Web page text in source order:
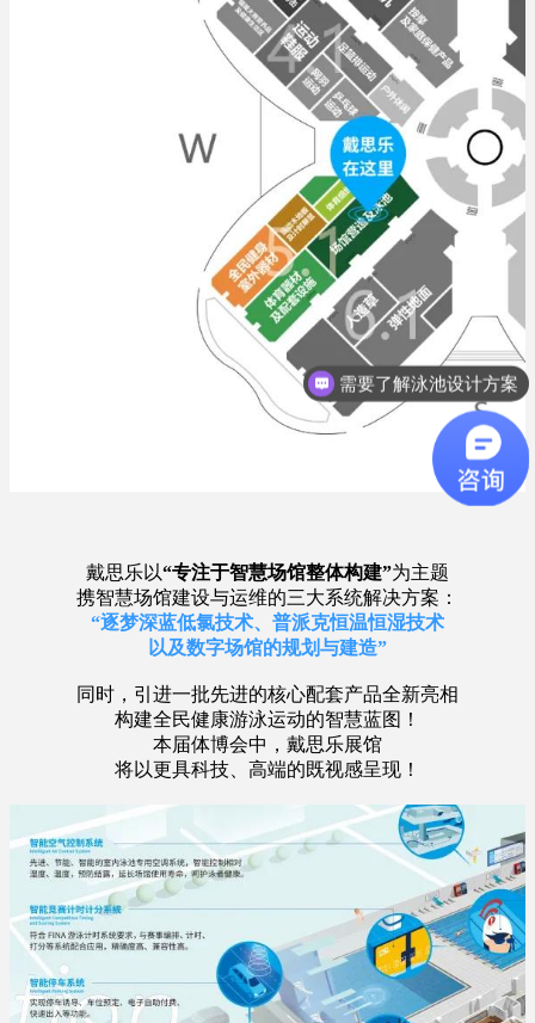
戴思乐以“专注于智慧场馆整体构建”为主题
携智慧场馆建设与运维的三大系统解决方案：
“逐梦深蓝低氯技术、普派克恒温恒湿技术
以及数字场馆的规划与建造”
同时，引进一批先进的核心配套产品全新亮相
构建全民健康游泳运动的智慧蓝图！
本届体博会中，戴思乐展馆
将以更具科技、高端的既视感呈现！
需要了解泳池设计方案
想了解游泳池设备？